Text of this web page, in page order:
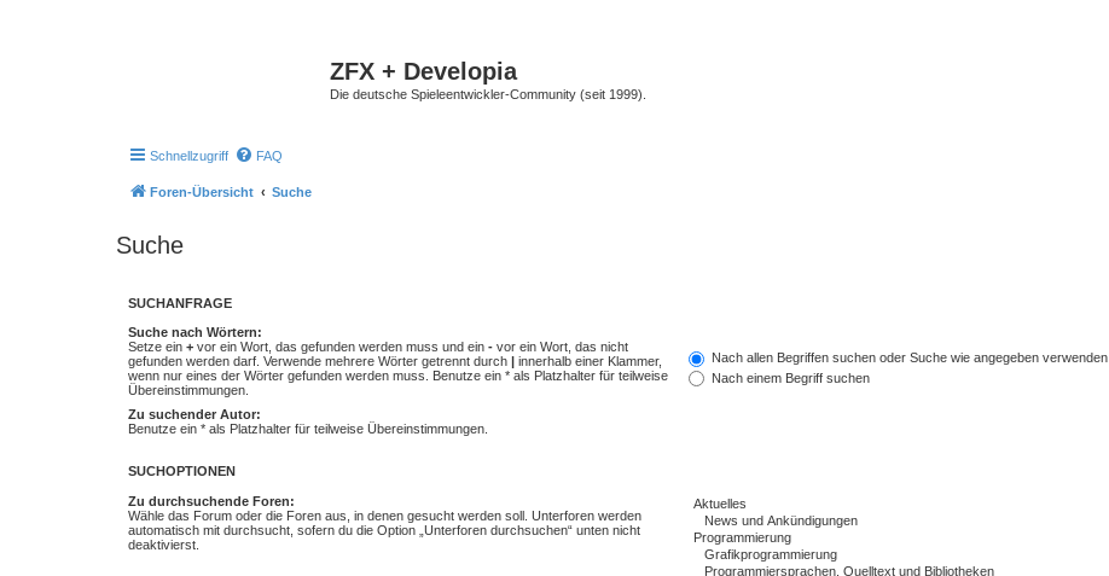
ZFX + Developia
Die deutsche Spieleentwickler-Community (seit 1999).
Schnellzugriff FAQ
Foren-Übersicht Suche
Suche
SUCHANFRAGE
Suche nach Wörtern:
Setze ein + vor ein Wort, das gefunden werden muss und ein - vor ein Wort, das nicht
gefunden werden darf. Verwende mehrere Wörter getrennt durch | innerhalb einer Klammer,
wenn nur eines der Wörter gefunden werden muss. Benutze ein * als Platzhalter für teilweise
Übereinstimmungen.
Nach allen Begriffen suchen oder Suche wie angegeben verwenden
Nach einem Begriff suchen
Zu suchender Autor:
Benutze ein * als Platzhalter für teilweise Übereinstimmungen.
SUCHOPTIONEN
Zu durchsuchende Foren:
Wähle das Forum oder die Foren aus, in denen gesucht werden soll. Unterforen werden
automatisch mit durchsucht, sofern du die Option „Unterforen durchsuchen“ unten nicht
deaktivierst.